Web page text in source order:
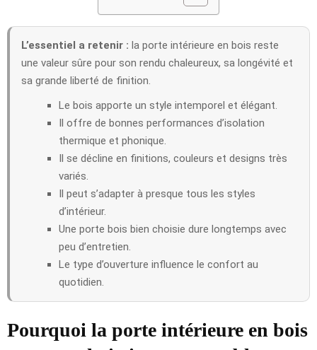
L’essentiel a retenir : la porte intérieure en bois reste
une valeur sûre pour son rendu chaleureux, sa longévité et
sa grande liberté de finition.
Le bois apporte un style intemporel et élégant.
Il offre de bonnes performances d’isolation
thermique et phonique.
Il se décline en finitions, couleurs et designs très
variés.
Il peut s’adapter à presque tous les styles
d’intérieur.
Une porte bois bien choisie dure longtemps avec
peu d’entretien.
Le type d’ouverture influence le confort au
quotidien.
Pourquoi la porte intérieure en bois